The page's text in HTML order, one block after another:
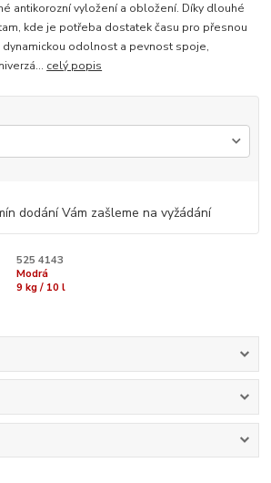
antikorozní vyložení a obložení. Díky dlouhé
kde je potřeba dostatek času pro přesnou
dynamickou odolnost a pevnost spoje,
celý popis
dodání Vám zašleme na vyžádání
525 4143
Modrá
9 kg / 10 l